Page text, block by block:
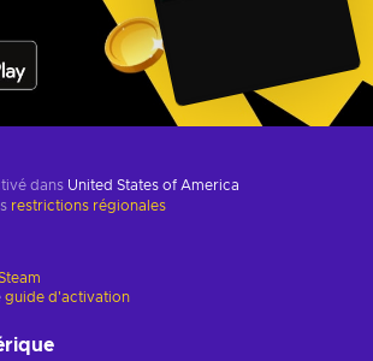
dans United States of America
restrictions régionales
guide d'activation